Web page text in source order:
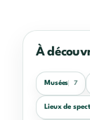
À
Musées 7
Lieux de